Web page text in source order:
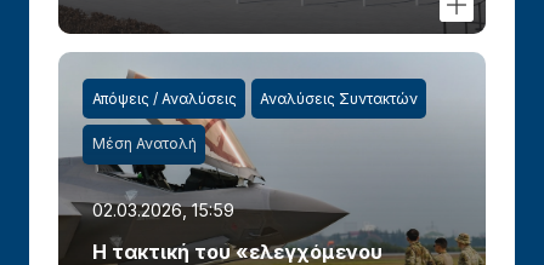
Απόψεις / Αναλύσεις Αναλύσεις Συντακτών
Μέση Ανατολή
02.03.2026, 15:59
Η τακτική του «ελεγχόμενου